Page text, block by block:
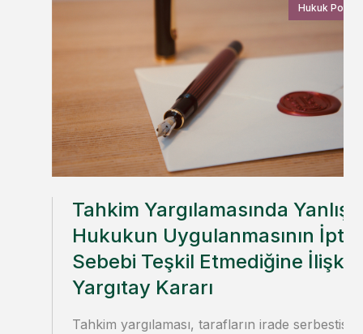
Hukuk
Tahkim Yargılamasında Yanlış
Hukukun Uygulanmasının İptal
Sebebi Teşkil Etmediğine İlişkin
Yargıtay Kararı
Tahkim yargılaması, tarafların irade serbestisi